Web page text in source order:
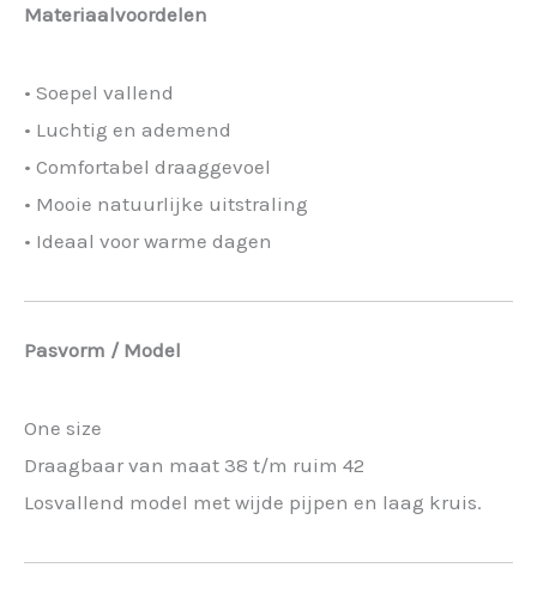
Materiaalvoordelen
• Soepel vallend
• Luchtig en ademend
• Comfortabel draaggevoel
• Mooie natuurlijke uitstraling
• Ideaal voor warme dagen
Pasvorm / Model
One size
Draagbaar van maat 38 t/m ruim 42
Losvallend model met wijde pijpen en laag kruis.